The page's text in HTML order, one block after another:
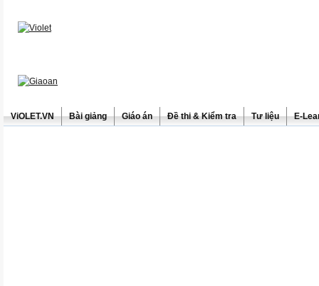
ViOLET.VN Bài giảng Giáo án Đề thi & Kiểm tra Tư liệu E-